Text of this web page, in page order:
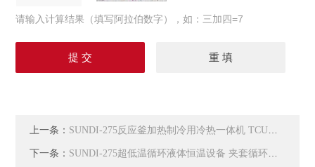
请输入计算结果（填写阿拉伯数字），如：三加四=7
上一条： SUNDI-275反应釜加热制冷用冷热一体机 TCU控温单元
下一条： SUNDI-275超低温循环液体恒温设备 夹套循环控温系统